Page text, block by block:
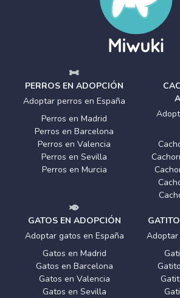
PERROS EN ADOPCIÓN
Adoptar perros en España
Perros en Madrid
Perros en Barcelona
Perros en Valencia
Perros en Sevilla
Perros en Murcia
GATOS EN ADOPCIÓN
Adoptar gatos en España
Gatos en Madrid
Gatos en Barcelona
Gatos en Valencia
Gatos en Sevilla
Adoptar